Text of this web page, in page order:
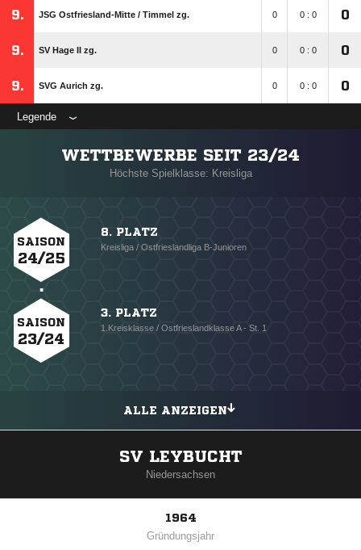
9. JSG Ostfriesland-Mitte /​ Timmel zg. 0 0 : 0 0
9. SV Hage II zg. 0 0 : 0 0
9. SVG Aurich zg. 0 0 : 0 0
Legende
WETTBEWERBE SEIT 23/24
Höchste Spielklasse: Kreisliga
SAISON
24/25
8. PLATZ
Kreisliga / Ostfrieslandliga B-Junioren
SAISON
23/24
3. PLATZ
1.Kreisklasse / Ostfrieslandklasse A - St. 1
ALLE ANZEIGEN
SV LEYBUCHT
Niedersachsen
1964
Gründungsjahr